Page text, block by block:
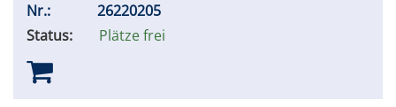
Nr.:
26220205
Status:
Plätze frei